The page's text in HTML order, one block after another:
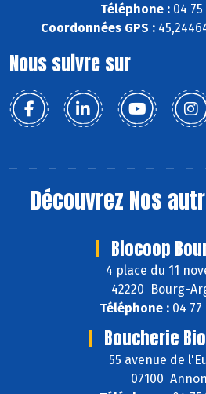
Téléphone : 04 75
Coordonnées GPS :
Nous suivre sur
Découvrez Nos
Biocoop
4 place du 11
42220 Bourg-
Téléphone :04 77
Boucherie
55 avenue de
07100